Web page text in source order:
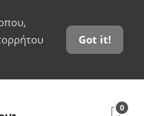
Got it!
0